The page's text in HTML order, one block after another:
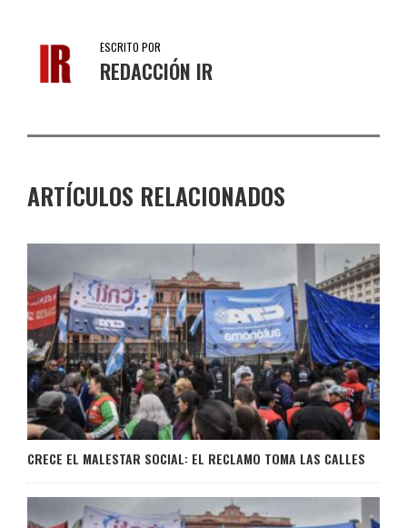
ESCRITO POR
REDACCIÓN IR
ARTÍCULOS RELACIONADOS
CRECE EL MALESTAR SOCIAL: EL RECLAMO TOMA LAS CALLES